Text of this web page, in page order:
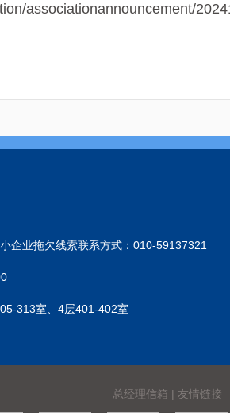
associationannouncement/
企业拖欠线索联系方式：010-59137321
313室、4层401-402室
总经理信箱 | 友情链接